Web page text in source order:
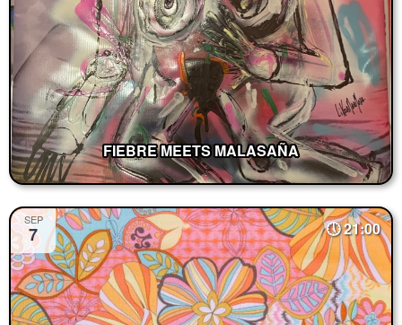
FIEBRE MEETS MALASAÑA
SEP
7 21:00